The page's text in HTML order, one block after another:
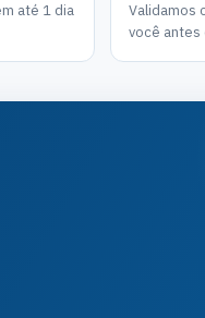
até 1 dia
Validamos
você antes